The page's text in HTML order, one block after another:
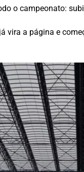
o campeonato:
vira a página e